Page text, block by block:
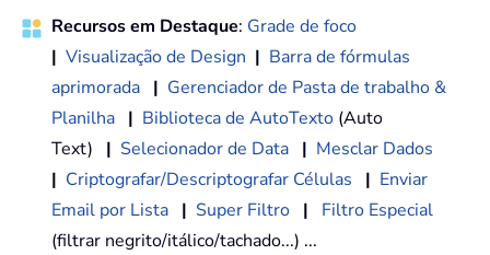
Recursos em Destaque: Grade de foco
| Visualização de Design | Barra de fórmulas
aprimorada | Gerenciador de Pasta de trabalho &
Planilha | Biblioteca de AutoTexto (Auto
Text) | Selecionador de Data | Mesclar Dados
| Criptografar/Descriptografar Células | Enviar
Email por Lista | Super Filtro |
Filtro Especial
(filtrar negrito/itálico/tachado...) ...